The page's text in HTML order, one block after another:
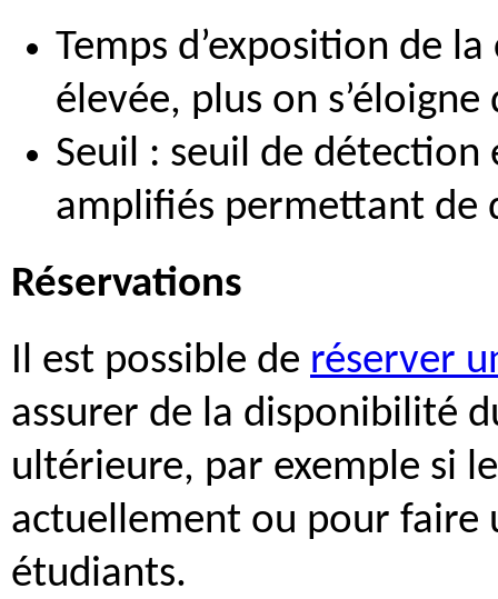
Temps d’exposition de
élevée, plus on
Seuil : seuil de
amplifiés permettant de
Réservations
Il est possible de réserver
assurer de la disponibilité
ultérieure, par exemple si
actuellement ou pour faire
étudiants.